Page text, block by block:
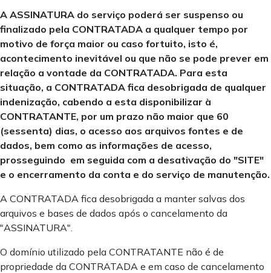
A ASSINATURA do serviço poderá ser suspenso ou
finalizado pela CONTRATADA a qualquer tempo por
motivo de força maior ou caso fortuito, isto é,
acontecimento inevitável ou que não se pode prever em
relação a vontade da CONTRATADA. Para esta
situação, a CONTRATADA fica desobrigada de qualquer
indenização, cabendo a esta disponibilizar à
CONTRATANTE, por um prazo não maior que 60
(sessenta) dias, o acesso aos arquivos fontes e de
dados, bem como as informações de acesso,
prosseguindo em seguida com a desativação do "SITE"
e o encerramento da conta e do serviço de manutenção.
A CONTRATADA fica desobrigada a manter salvas dos
arquivos e bases de dados após o cancelamento da
"ASSINATURA".
O domínio utilizado pela CONTRATANTE não é de
propriedade da CONTRATADA e em caso de cancelamento